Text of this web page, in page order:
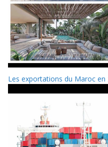
Les exportations du Maroc en